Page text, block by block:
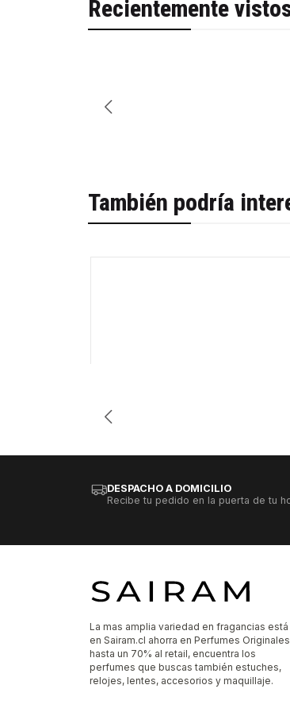
Recientemente
También podría
DESPACHO A DOMICILIO
Recibe tu pedido en la puerta de tu
La mas amplia variedad en fragancias está
en Sairam.cl ahorra en Perfumes Originales
hasta un 70% al retail, encuentra los
perfumes que buscas también estuches,
relojes, lentes, accesorios y maquillaje.